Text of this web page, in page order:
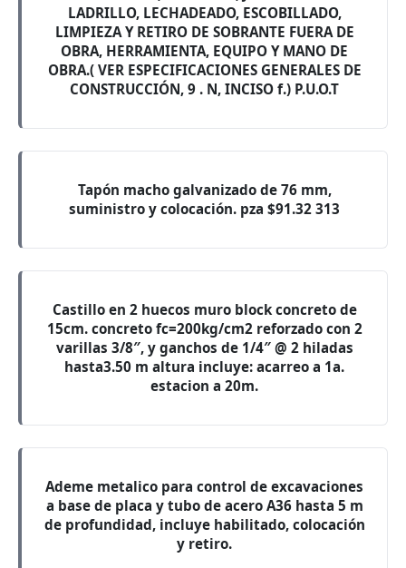
LADRILLO, LECHADEADO, ESCOBILLADO,
LIMPIEZA Y RETIRO DE SOBRANTE FUERA DE
OBRA, HERRAMIENTA, EQUIPO Y MANO DE
OBRA.( VER ESPECIFICACIONES GENERALES DE
CONSTRUCCIÓN, 9 . N, INCISO f.) P.U.O.T
Tapón macho galvanizado de 76 mm,
suministro y colocación. pza $91.32 313
Castillo en 2 huecos muro block concreto de
15cm. concreto fc=200kg/cm2 reforzado con 2
varillas 3/8″, y ganchos de 1/4″ @ 2 hiladas
hasta3.50 m altura incluye: acarreo a 1a.
estacion a 20m.
Ademe metalico para control de excavaciones
a base de placa y tubo de acero A36 hasta 5 m
de profundidad, incluye habilitado, colocación
y retiro.